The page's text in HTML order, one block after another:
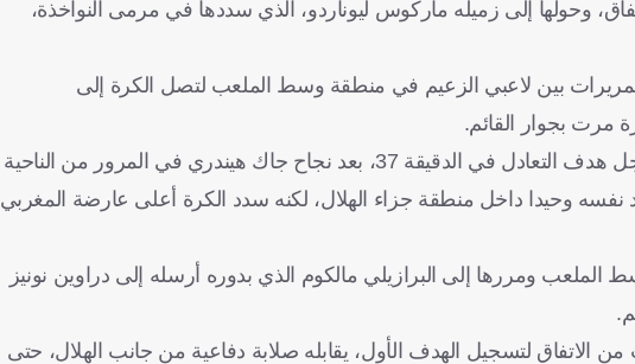
الاتفاق، وحولها إلى زميله ماركوس ليوناردو، الذي سددها في مرمى النواخذة،
بين لاعبي الزعيم في منطقة وسط الملعب لتصل الكرة إلى
مرت بجوار القائم.
انتفض أصحاب الأرض عقب هدف تقدم الضيوف، وكاد الاتفاق أن يسجل هدف التعادل في الدقيقة 37، بعد نجاح جاك هيندري في المرور من الناحية
نفسه وحيدا داخل منطقة جزاء الهلال، لكنه سدد الكرة أعلى عارضة المغربي
ومررها إلى البرازيلي مالكوم الذي بدوره أرسله إلى دراوين نونيز
لتسجيل الهدف الأول، يقابله صلابة دفاعية من جانب الهلال، حتى